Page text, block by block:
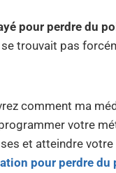
pour perdre du
trouvait pas
comment ma
votre
et atteindre
pour perdre du